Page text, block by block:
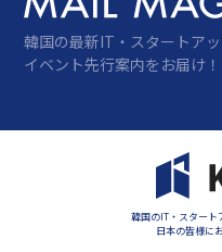
韓国の最新IT・スタートア
イベント先行案内をお届け！
韓国のIT・スタート
日本の皆様に